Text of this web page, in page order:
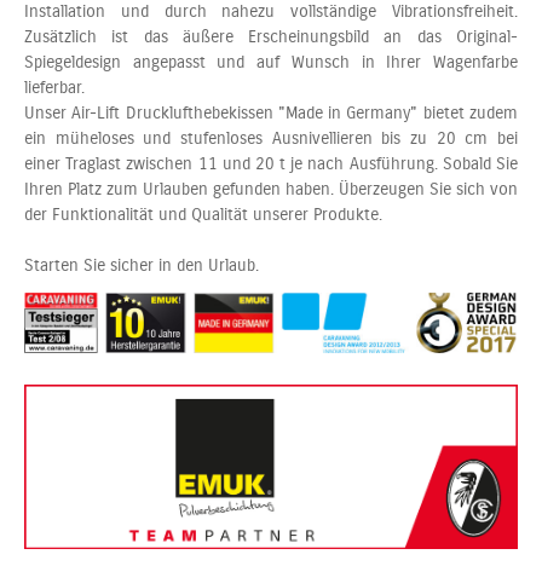
Installation und durch nahezu vollständige Vibrationsfreiheit.
Zusätzlich ist das äußere Erscheinungsbild an das Original-
Spiegeldesign angepasst und auf Wunsch in Ihrer Wagenfarbe
lieferbar.
Unser Air-Lift Drucklufthebekissen "Made in Germany" bietet zudem
ein müheloses und stufenloses Ausnivellieren bis zu 20 cm bei
einer Traglast zwischen 11 und 20 t je nach Ausführung. Sobald Sie
Ihren Platz zum Urlauben gefunden haben. Überzeugen Sie sich von
der Funktionalität und Qualität unserer Produkte.
Starten Sie sicher in den Urlaub.